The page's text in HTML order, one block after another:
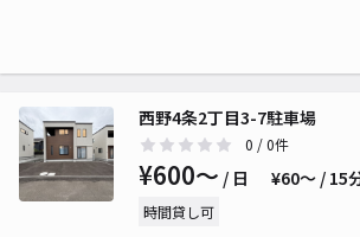
西野4条2丁目3-7駐車場
0 / 0件
¥600〜 / 日 ¥60〜 / 15
時間貸し可